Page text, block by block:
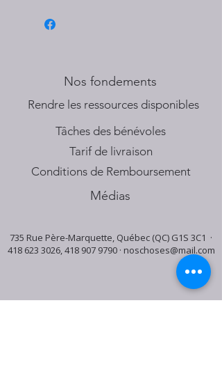
Nos fondements
​Rendre les ressources disponibles
Tâches des bénévoles
Tarif de livraison
Conditions de Remboursement
Médias
735 Rue Père-Marquette, Québec (QC) G1S 3C1 ·
418 623 3026,418 907 9790· noschoses@mail.com